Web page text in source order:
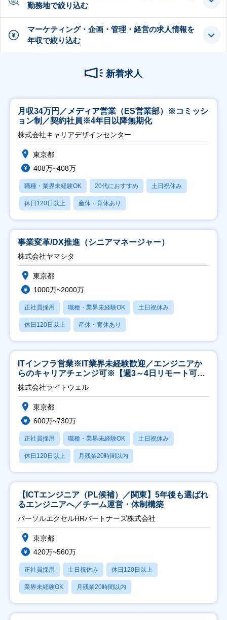
勤務地で絞り込む
マーケティング・企画・管理・経営の求人情報を
年収で絞り込む
新着求人
月収34万円／メディア営業（ES営業部）※コミッシ
ョン制／契約社員※4年目以降無期化
株式会社キャリアデザインセンター
東京都
408万~408万
職種・業界未経験OK 20代におすすめ 土日祝休み
休日120日以上 産休・育休あり
事業変革/DX推進（シニアマネージャー）
株式会社ヤマシタ
東京都
1000万~2000万
正社員採用 職種・業界未経験OK 土日祝休み
休日120日以上 産休・育休あり
ITインフラ営業※IT業界未経験歓迎／エンジニアか
らのキャリアチェンジ可※【週3～4日リモート可
能】
株式会社ライトウェル
東京都
600万~730万
正社員採用 職種・業界未経験OK 土日祝休み
休日120日以上 月残業20時間以内
【ICTエンジニア（PL候補）／関東】5年後も選ばれ
るエンジニアへ／チーム運営・体制構築
パーソルエクセルHRパートナーズ株式会社
東京都
420万~560万
正社員採用 土日祝休み 休日120日以上
業界未経験OK 月残業20時間以内